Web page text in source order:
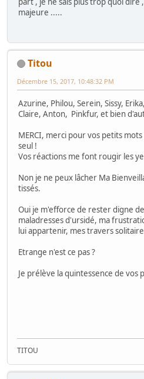
majeure .....
Titou
Décembre 15, 2017, 10:48:32 PM
Azurine, Philou, Serein, Sissy,
Claire, Anton, Pinkfur, et bien
MERCI, merci pour vos petits
seul !
Vos réactions me font rougir les
Non je ne peux lâcher Ma
tissés.
Oui je m'efforce de rester digne
maladresses d'ursidé, ma
lui appartenir, mes travers
Etrange n'est ce pas ?
Je prélève la quintessence de vos
TITOU